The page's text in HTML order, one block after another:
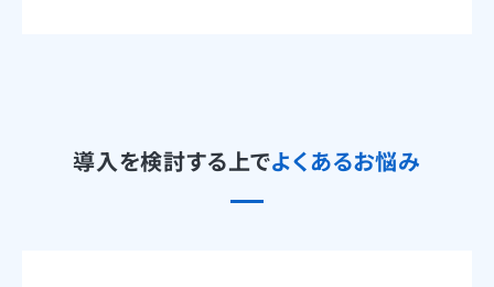
導入を検討する上でよくあるお悩み